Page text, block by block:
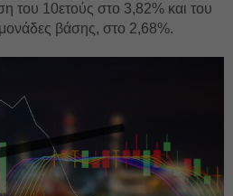
του 10ετούς στο 3,82% και του
βάσης, στο 2,68%.